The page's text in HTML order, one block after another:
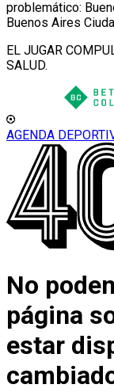
problemático:
Buenos Aires
EL JUGAR
SALUD.
AGENDA
No
página
estar